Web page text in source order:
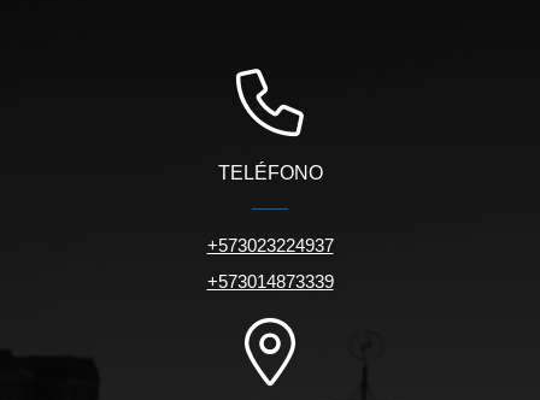
TELÉFONO
+573023224937
+573014873339